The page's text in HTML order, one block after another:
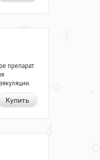
препарат
Купить